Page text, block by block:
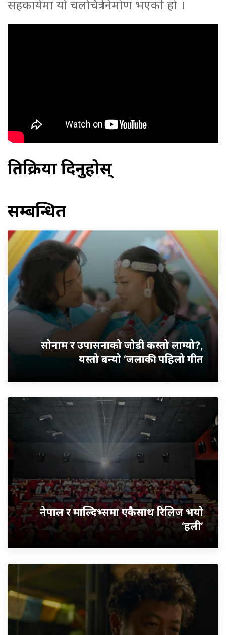
सहकार्यमा यो चलचित्र निर्माण भएको हो ।
प्रतिक्रिया दिनुहोस्
सम्बन्धित
सोनाम र उपासनाको जोडी कस्तो लाग्यो?,
यस्तो बन्यो ‘जलाकी’ पहिलो गीत
नेपाल र माल्दिभ्समा एकैसाथ रिलिज भयो
‘हली’